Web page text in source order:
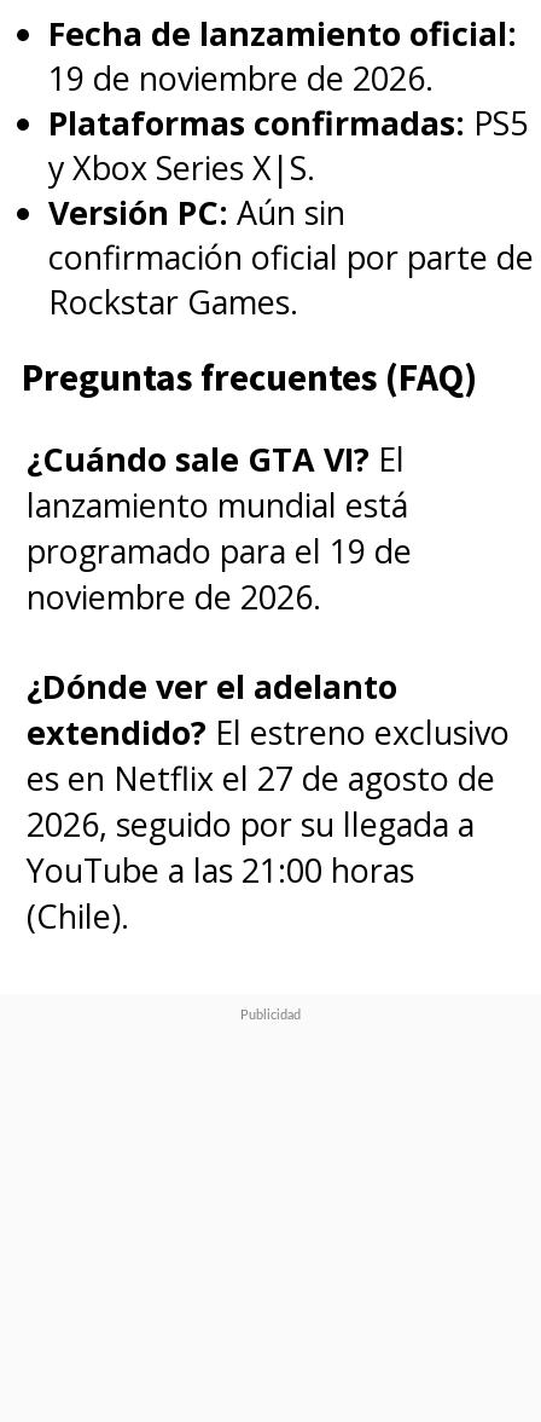
Fecha de lanzamiento oficial:
19 de noviembre de 2026.
Plataformas confirmadas: PS5
y Xbox Series X|S.
Versión PC: Aún sin
confirmación oficial por parte de
Rockstar Games.
Preguntas frecuentes (FAQ)
¿Cuándo sale GTA VI? El
lanzamiento mundial está
programado para el 19 de
noviembre de 2026.
¿Dónde ver el adelanto
extendido? El estreno exclusivo
es en Netflix el 27 de agosto de
2026, seguido por su llegada a
YouTube a las 21:00 horas
(Chile).